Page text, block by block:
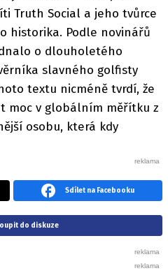
Truth Social a jeho tvůrce
historika. Podle novinářů
o dlouholetého
slavného golfisty
textu nicméně tvrdí, že
moc v globálním měřítku z
osobu, která kdy
Sdílet na Facebooku
do diskuze